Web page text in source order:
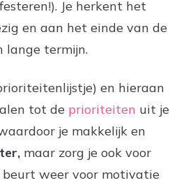
Je herkent het
en aan het einde van de
lange termijn.
en hieraan
tot de prioriteiten uit je
je makkelijk en
maar zorg je ook voor
weer voor motivatie